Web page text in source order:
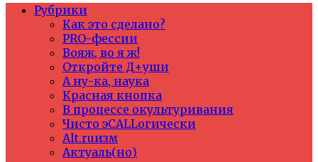
Рубрики
Как это сделано?
PRO-фессии
Вояж, во я ж!
Откройте Д+уши
А ну-ка, наука
Красная кнопка
В процессе окультуривания
Чисто эCALLогически
Alt.ruизм
Актуаль(но)